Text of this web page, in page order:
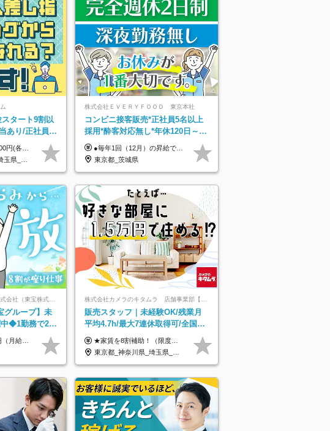
タート9割以
あり/正社員デ
代活躍中/全国
1年目：296,400円 3年目：320,000円 【固定残業代について】 なし（残業代は、実際の労働時間に応じて別途全額支給）
県_愛媛県_高知県_福岡県_熊本県_佐賀県_長崎県_大分県_宮崎県_沖縄県
株式会社ＥＶＥＲＹＦＯＯＤ 東京本社
コンビニ接客販売*正社員5名以上
採用*酔客対応無し*年休120日～*
創業59年の安定基盤*コンビニ経験
者優遇
●毎年1回（12月）の昇給で給与にしっかり反映！ ●賞与年2回あり（6月・12月） 月給26万円＋賞与年2回＋交通費全額支給 役職の有無にかかわらず、日々の頑張りは正当に評価します！ リーダー・店長昇格後は等級に合わせて給与UP＋役職手当があるので、 納得感を持って働くことができます◎ ※経験・スキルを考慮の上、決定します ※上記金額には固定残業代（21時間分・3万7300円以上）を含みます。超過分は別途全額支給します ※試用期間3ヶ月間あり（期間中の給与・待遇に差異はありません）
東京都_茨城県
東宝ファシリティーズ株式会社（東宝株式会社100％出資）
グループ】未
◆1勤務で2日
事◆賞与年2
━━━━━━━━━━ 給与支給日は毎月25日です ━━━━━━━━━━ 例：1月1日付入社の場合 1月25日に基本給+変動しない手当を支給 2月25日に前月分の残業手当など変動する手当を支給
株式会社カメラのキタムラ 店舗事業部【カメラのキタムラ】
販売スタッフ｜未経験OK/残業月
平均4.7h/最大7連休取得可/全国募
集/家賃8割を会社が負担/賞与年2
回
★家賃を8割補助！（限度額は地域により異なる） ※転勤による引っ越しが発生する場合 ＝＝＝＝＝＝＝＝＝＝＝＝＝＝＝＝＝＝＝＝＝＝＝ 例えば、家賃7.5万円なら6万円は会社で負担。 あなたが支払うのは、たったの1.5万円です！ 年間では自己負担額が約72万ほどお得になります！ ＝＝＝＝＝＝＝＝＝＝＝＝＝＝＝＝＝＝＝＝＝＝＝ 月給22万8,700円～26万3,100円＋賞与年2回（初回の支給は当社規定による）＋残業手当 ＜実際の給与例＞ *24歳:月給23万4,700円＋賞与年2回（初回の支給は当社規定による）＋残業手当＋諸手当 ※上記はあくまで参考月給です。ご経歴・年齢を考慮し、当社規定により決定します ※評価により昇給あり ※残業代は別途支給あり ※試用期間2ヶ月あり（期間中の給与・待遇に差異はありません） 【実在する社員の年収モデル】 年収530万円（30歳） 年収820万円（40歳） 【入社時の想定年収】 330万円～900万円
東京都_神奈川県_埼玉県_千葉県_大阪府_愛知県_北海道_青森県_宮城県_秋田県_山形県_茨城県_群馬県_新潟県_長野県_富山県_静岡県_三重県_兵庫県_京都府_広島県_岡山県_鳥取県_山口県_徳島県_香川県_愛媛県_福岡県_熊本県_佐賀県_長崎県_大分県_宮崎県_鹿児島県